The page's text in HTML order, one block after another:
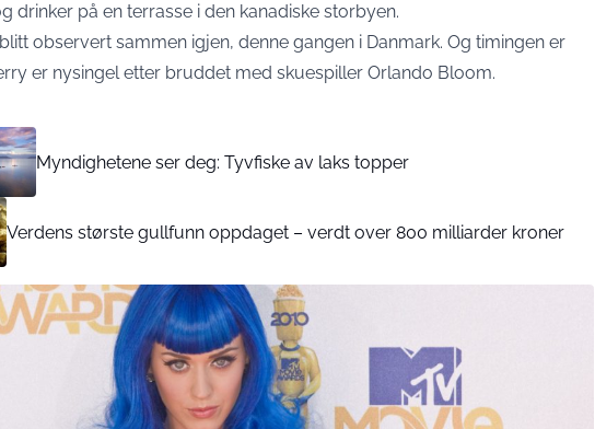
drinker på en terrasse i den kanadiske storbyen.
observert sammen igjen, denne gangen i Danmark. Og timingen er
er nysingel etter bruddet med skuespiller Orlando Bloom.
Myndighetene ser deg: Tyvfiske av laks topper
Verdens største gullfunn oppdaget – verdt over 800 milliarder kroner